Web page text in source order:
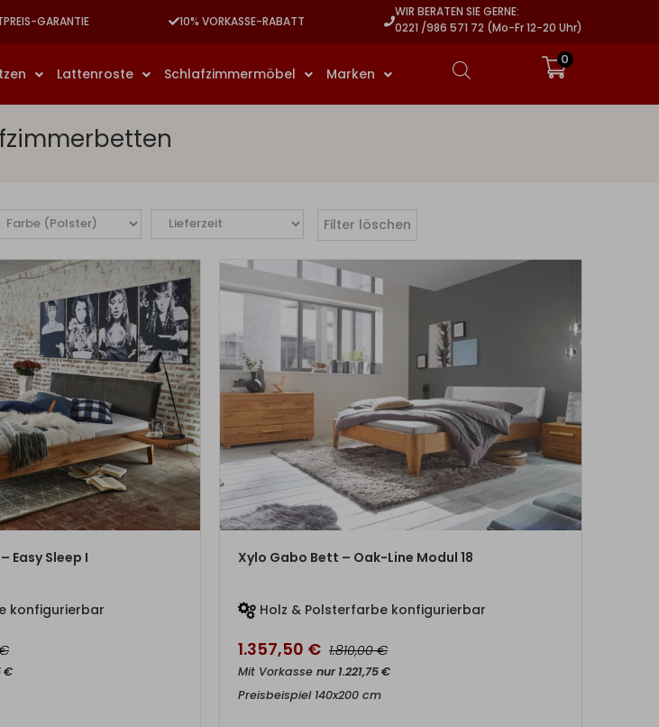
GARANTIE 10% VORKASSE-RABATT
WIR BERATEN SIE GERNE:
0221 /986 571 72 (Mo-Fr 12-20 Uhr)
Lattenroste Schlafzimmermöbel Marken
0
Filter löschen
Easy Sleep I
konfigurierbar
€
ZUM PRODUKT
Xylo Gabo Bett – Oak-Line Modul 18
Holz & Polsterfarbe konfigurierbar
1.357,50 € 1.810,00€
Mit Vorkasse nur1.221,75€
Preisbeispiel 140x200 cm